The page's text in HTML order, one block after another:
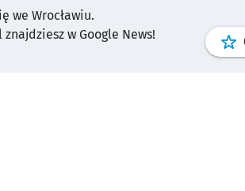
we Wrocławiu.
w Google News!